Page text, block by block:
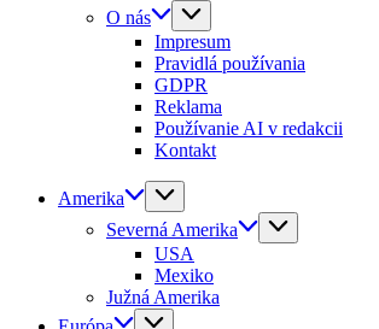
O nás
Impresum
Pravidlá používania
GDPR
Reklama
Používanie AI v redakcii
Kontakt
Amerika
Severná Amerika
USA
Mexiko
Južná Amerika